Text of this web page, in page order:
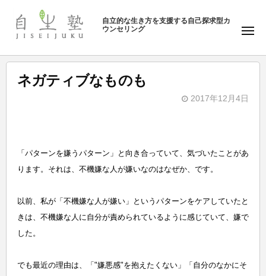
ン
自
塾
自立的な生き方を支援する自己探求型カ
ウンセリング
メ
ュ
ー
ネガティブなものも
2017年12月4日
生
塾
「パターンを嫌うパターン」と向き合っていて、気づいたことがあ
ります。それは、不機嫌な人が嫌いなのはなぜか、です。
以前、私が「不機嫌な人が嫌い」というパターンをケアしていたと
きは、不機嫌な人に自分が責められているように感じていて、嫌で
した。
でも最近の理由は、「"嫌悪感"を抱えたくない」「自分のなかにそ